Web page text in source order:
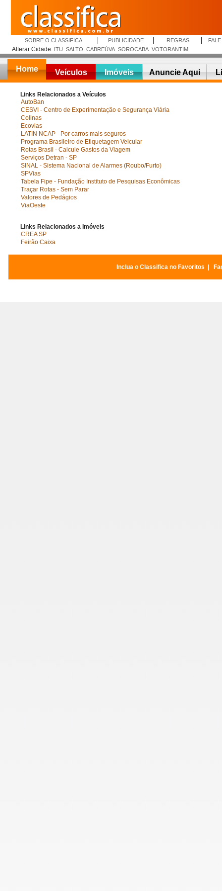
SOBRE O CLASSIFICA PUBLICIDADE REGRAS
Alterar Cidade: ITU SALTO CABREÚVA SOROCABA VOTORANTIM
Home Veículos Imóveis Anuncie Aqui
Links Relacionados a Veículos
AutoBan
CESVI - Centro de Experimentação e Segurança Viária
Colinas
Ecovias
LATIN NCAP - Por carros mais seguros
Programa Brasileiro de Etiquetagem Veicular
Rotas Brasil - Calcule Gastos da Viagem
Serviços Detran - SP
SINAL - Sistema Nacional de Alarmes (Roubo/Furto)
SPVias
Tabela Fipe - Fundação Instituto de Pesquisas Econômicas
Traçar Rotas - Sem Parar
Valores de Pedágios
ViaOeste
Links Relacionados a Imóveis
CREA SP
Feirão Caixa
Inclua o Classifica no Favoritos